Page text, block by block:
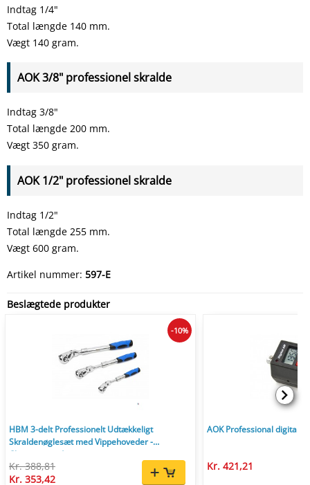
Indtag 1/4"
Total længde 140 mm.
Vægt 140 gram.
AOK 3/8" professionel skralde
Indtag 3/8"
Total længde 200 mm.
Vægt 350 gram.
AOK 1/2" professionel skralde
Indtag 1/2"
Total længde 255 mm.
Vægt 600 gram.
Artikel nummer: 597-E
Beslægtede produkter
HBM 3-delt Professionelt Udtækkeligt
Skraldenøglesæt med Vippehoveder -
Chromevanadium.
Kr. 388,81
Kr. 353,42
-10%
AOK Professional digitale
Kr. 421,21